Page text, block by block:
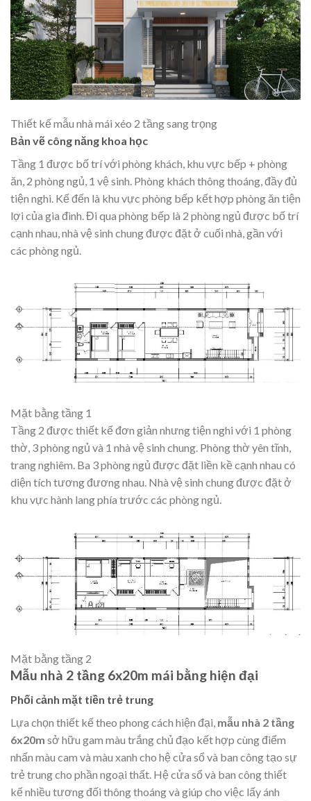
Thiết kế mẫu nhà mái xéo 2 tầng sang trọng
Bản vẽ công năng khoa học
Tầng 1 được bố trí với phòng khách, khu vực bếp + phòng
ăn, 2 phòng ngủ, 1 vệ sinh. Phòng khách thông thoáng, đầy đủ
tiện nghi. Kế đến là khu vực phòng bếp kết hợp phòng ăn tiện
lợi của gia đình. Đi qua phòng bếp là 2 phòng ngủ được bố trí
cạnh nhau, nhà vệ sinh chung được đặt ở cuối nhà, gần với
các phòng ngủ.
Mặt bằng tầng 1
Tầng 2 được thiết kế đơn giản nhưng tiện nghi với 1 phòng
thờ, 3 phòng ngủ và 1 nhà vệ sinh chung. Phòng thờ yên tĩnh,
trang nghiêm. Ba 3 phòng ngủ được đặt liền kề cạnh nhau có
diện tích tương đương nhau. Nhà vệ sinh chung được đặt ở
khu vực hành lang phía trước các phòng ngủ.
Mặt bằng tầng 2
Mẫu nhà 2 tầng 6x20m mái bằng hiện đại
Phối cảnh mặt tiền trẻ trung
Lựa chọn thiết kế theo phong cách hiện đại, mẫu nhà 2 tầng
6x20m sở hữu gam màu trắng chủ đạo kết hợp cùng điểm
nhấn màu cam và màu xanh cho hệ cửa sổ và ban công tạo sự
trẻ trung cho phần ngoại thất. Hệ cửa sổ và ban công thiết
kế nhiều tương đối thông thoáng và giúp cho việc lấy ánh